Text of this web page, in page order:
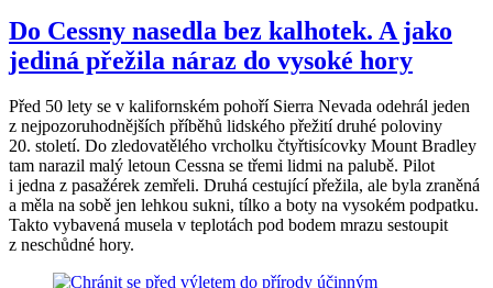
Do Cessny nasedla bez kalhotek. A jako
jediná přežila náraz do vysoké hory
Před 50 lety se v kalifornském pohoří Sierra Nevada odehrál jeden
z nejpozoruhodnějších příběhů lidského přežití druhé poloviny
20. století. Do zledovatělého vrcholku čtyřtisícovky Mount Bradley
tam narazil malý letoun Cessna se třemi lidmi na palubě. Pilot
i jedna z pasažérek zemřeli. Druhá cestující přežila, ale byla zraněná
a měla na sobě jen lehkou sukni, tílko a boty na vysokém podpatku.
Takto vybavená musela v teplotách pod bodem mrazu sestoupit
z neschůdné hory.